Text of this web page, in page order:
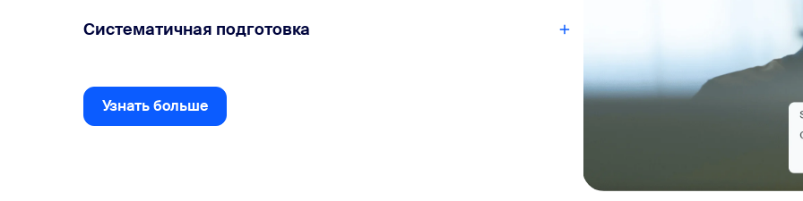
Систематичная подготовка
Узнать больше
Узнать больше